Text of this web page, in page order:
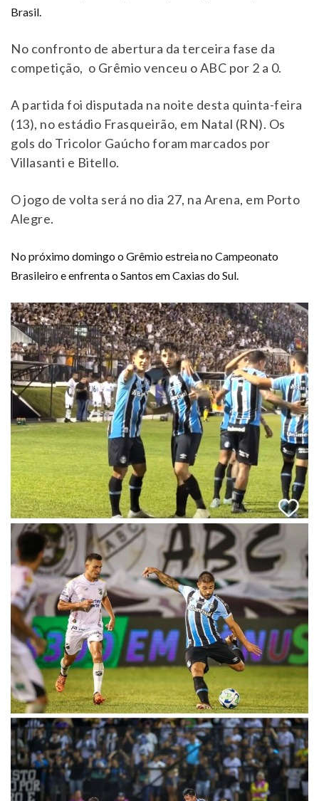
Brasil.
No confronto de abertura da terceira fase da
competição, o Grêmio venceu o ABC por 2 a 0.
A partida foi disputada na noite desta quinta-feira
(13), no estádio Frasqueirão, em Natal (RN). Os
gols do Tricolor Gaúcho foram marcados por
Villasanti e Bitello.
O jogo de volta será no dia 27, na Arena, em Porto
Alegre.
No próximo domingo o Grêmio estreia no Campeonato
Brasileiro e enfrenta o Santos em Caxias do Sul.